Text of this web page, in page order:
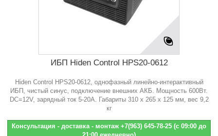
ИБП Hiden Control HPS20-0612
Hiden Control HPS20-0612, однофазный линейно-интерактивный
ИБП, чистый синус, подключение внешних АКБ. Мощность 600Вт.
DC=12V, зарядный ток 5-20А. Габариты 310 х 265 х 125 мм, вес 9,2
кг
Консультация - доставка - монтаж +7(963) 645-78-25 (с 09:00 до